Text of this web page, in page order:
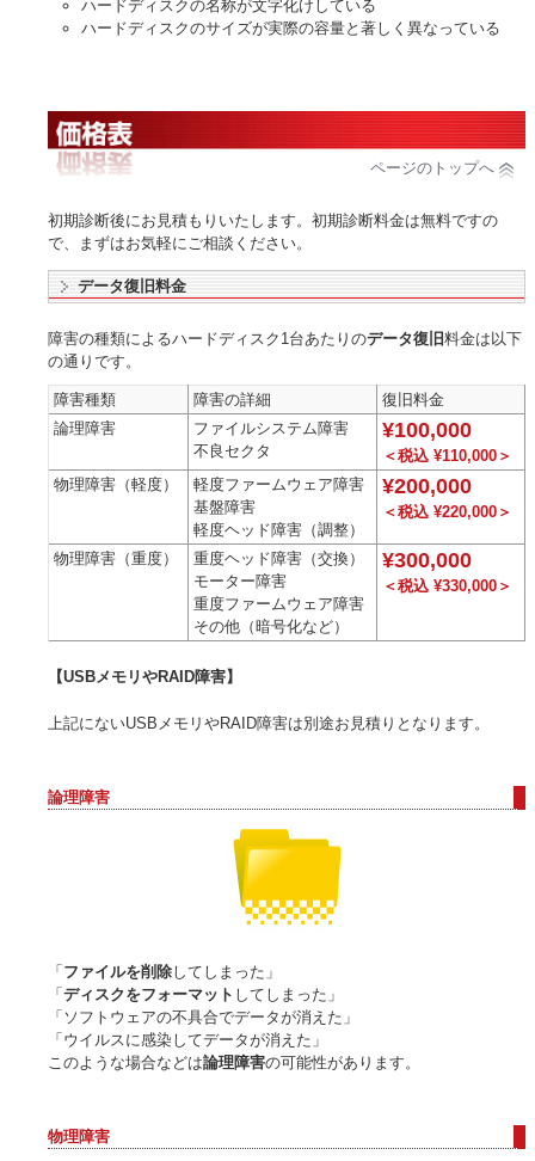
ハードディスクの名称が文字化けしている
ハードディスクのサイズが実際の容量と著しく異なっている
ページのトップへ
初期診断後にお見積もりいたします。初期診断料金は無料ですの
で、まずはお気軽にご相談ください。
データ復旧料金
障害の種類によるハードディスク1台あたりのデータ復旧料金は以下
の通りです。
障害種類 障害の詳細
復旧料金
論理障害
ファイルシステム障害
不良セクタ
¥100,000
＜税込 ¥110,000＞
物理障害（軽度）
軽度ファームウェア障害
基盤障害
軽度ヘッド障害（調整）
¥200,000
＜税込 ¥220,000＞
物理障害（重度）
重度ヘッド障害（交換）
モーター障害
重度ファームウェア障害
その他（暗号化など）
¥300,000
＜税込 ¥330,000＞
【USBメモリやRAID障害】
上記にないUSBメモリやRAID障害は別途お見積りとなります。
論理障害
「 ファイルを削除してしまった」
「 ディスクをフォーマット してしまった」
「ソフトウェアの不具合でデータが消えた」
「ウイルスに感染してデータが消えた」
このような場合などは論理障害の可能性があります。
物理障害